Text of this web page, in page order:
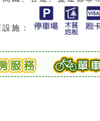
施：